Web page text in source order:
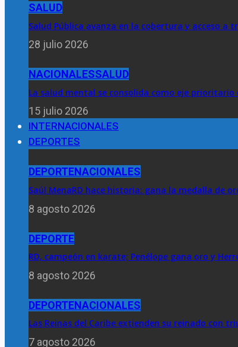
SALUD
Salud Pública avanza en la cobertura y acceso
28 julio 2026
NACIONALESSALUD
La salud mental se consolida como eje
15 julio 2026
INTERNACIONALES
DEPORTES
DEPORTENACIONALES
Saúl MenaRD hace historia: gana la medalla de
8 agosto 2026
DEPORTE
RD, campeón en karate; Penélope gana oro y
8 agosto 2026
DEPORTENACIONALES
Las Reinas del Caribe extienden su reinado con
7 agosto 2026